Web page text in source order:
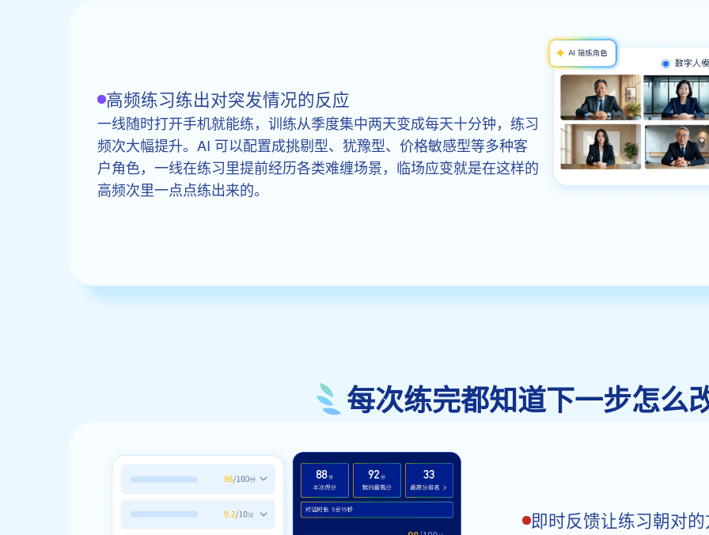
高频练习练出对突发情况的反应
一线随时打开手机就能练，训练从季度集中两天变成每天十分钟，练习
频次大幅提升。AI 可以配置成挑剔型、犹豫型、价格敏感型等多种客
户角色，一线在练习里提前经历各类难缠场景，临场应变就是在这样的
高频次里一点点练出来的。
每次练完都知道下一步怎么
即时反馈让练习朝对